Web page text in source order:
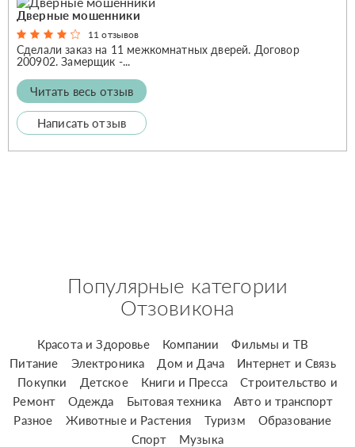
Дверные мошенники
11 отзывов
Сделали заказ на 11 межкомнатных дверей. Договор
200902. Замерщик -...
Читать весь отзыв
Написать отзыв
Популярные категории
Отзовикона
Красота и Здоровье Компании
Фильмы и ТВ
Питание
Электроника Дом и Дача
Интернет и Связь
Покупки
Детское Книги и Пресса
Строительство и
Ремонт
Одежда Бытовая техника
Авто и транспорт
Разное
Животные и Растения Туризм
Образование
Спорт
Музыка